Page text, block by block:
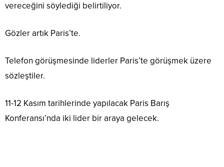
vereceğini söylediği belirtiliyor.
Gözler artık Paris’te.
Telefon görüşmesinde liderler Paris’te görüşmek üzere
sözleştiler.
11-12 Kasım tarihlerinde yapılacak Paris Barış
Konferansı’nda iki lider bir araya gelecek.